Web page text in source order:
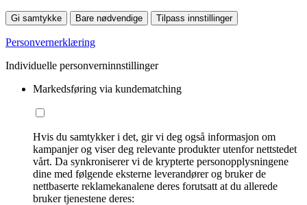
Gi samtykke Bare nødvendige Tilpass innstillinger
Personvernerklæring
Individuelle personverninnstillinger
Markedsføring via kundematching
Hvis du samtykker i det, gir vi deg også informasjon om
kampanjer og viser deg relevante produkter utenfor nettstedet
vårt. Da synkroniserer vi de krypterte personopplysningene
dine med følgende eksterne leverandører og bruker de
nettbaserte reklamekanalene deres forutsatt at du allerede
bruker tjenestene deres: